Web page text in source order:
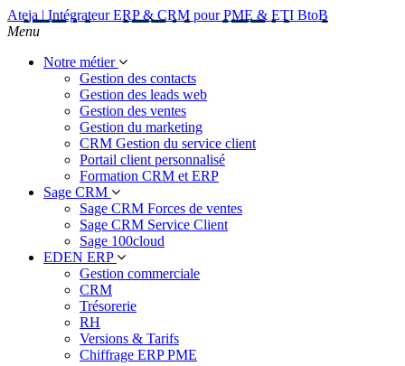
Ateja | Intégrateur ERP & CRM pour PME & ETI BtoB
Menu
Notre métier
Gestion des contacts
Gestion des leads web
Gestion des ventes
Gestion du marketing
CRM Gestion du service client
Portail client personnalisé
Formation CRM et ERP
Sage CRM
Sage CRM Forces de ventes
Sage CRM Service Client
Sage 100cloud
EDEN ERP
Gestion commerciale
CRM
Trésorerie
RH
Versions & Tarifs
Chiffrage ERP PME